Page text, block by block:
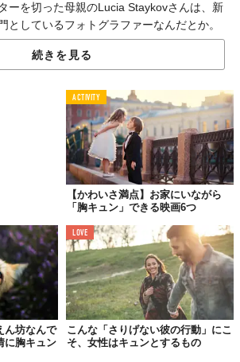
ーを切った母親のLucia Staykovさんは、新
としているフォトグラファーなんだとか。
キュートな写真で癒されてね。
続きを見る
ACTIVITY
【かわいさ満点】お家にいながら
「胸キュン」できる映画6つ
ん坊なんで
に胸キュン
LOVE
こんな「さりげない彼の行動」にこ
そ、女性はキュンとするもの